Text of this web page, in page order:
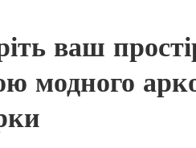
ваш
модного